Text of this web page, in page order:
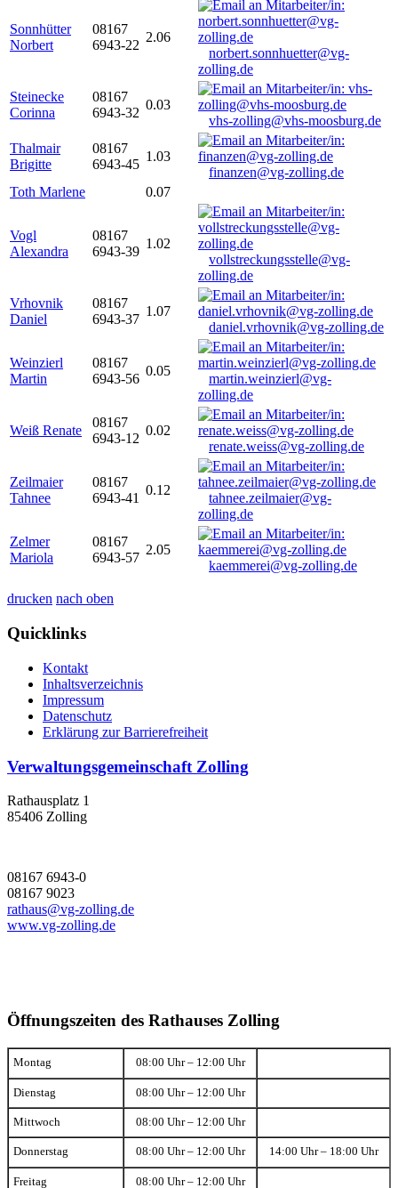
Sonnhütter
Norbert
08167
6943-22
2.06
norbert.sonnhuetter@vg-
zolling.de
Steinecke
Corinna
08167
6943-32
0.03
vhs-zolling@vhs-moosburg.de
Thalmair
Brigitte
08167
6943-45
1.03
finanzen@vg-zolling.de
Toth Marlene
0.07
Vogl
Alexandra
08167
6943-39
1.02
vollstreckungsstelle@vg-
zolling.de
Vrhovnik
Daniel
08167
6943-37
1.07
daniel.vrhovnik@vg-zolling.de
Weinzierl
Martin
08167
6943-56
0.05
martin.weinzierl@vg-
zolling.de
Weiß Renate
08167
6943-12
0.02
renate.weiss@vg-zolling.de
Zeilmaier
Tahnee
08167
6943-41
0.12
tahnee.zeilmaier@vg-
zolling.de
Zelmer
Mariola
08167
6943-57
2.05
kaemmerei@vg-zolling.de
drucken nach oben
Quicklinks
Kontakt
Inhaltsverzeichnis
Impressum
Datenschutz
Erklärung zur Barrierefreiheit
Verwaltungsgemeinschaft Zolling
Rathausplatz 1
85406 Zolling
08167 6943-0
08167 9023
rathaus@vg-zolling.de
www.vg-zolling.de
Öffnungszeiten des Rathauses Zolling
Montag 08:00 Uhr – 12:00 Uhr
Dienstag 08:00 Uhr – 12:00 Uhr
Mittwoch 08:00 Uhr – 12:00 Uhr
Donnerstag 08:00 Uhr – 12:00 Uhr 14:00 Uhr – 18:00 Uhr
Freitag 08:00 Uhr – 12:00 Uhr